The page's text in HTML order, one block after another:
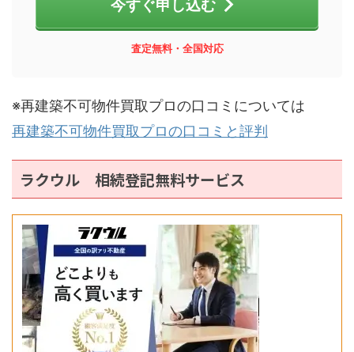
今すぐ申し込む
査定無料・全国対応
※再建築不可物件買取プロの口コミについては
再建築不可物件買取プロの口コミと評判
ラクウル 相続登記無料サービス